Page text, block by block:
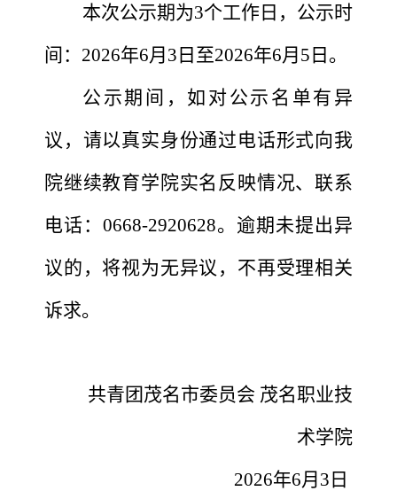
本次公示期为3个工作日，公示时
间：2026年6月3日至2026年6月5日。
公示期间，如对公示名单有异
议，请以真实身份通过电话形式向我
院继续教育学院实名反映情况、联系
电话： 0668-2920628。逾期未提出异
议的，将视为无异议，不再受理相关
诉求。
共青团茂名市委员会 茂名职业技
术学院
2026年6月3日